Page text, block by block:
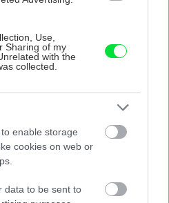
Use,
Sharing of my
with the
collected.
enable storage
cookies on web or
data to be sent topotrubia v
ako to vyriešiť